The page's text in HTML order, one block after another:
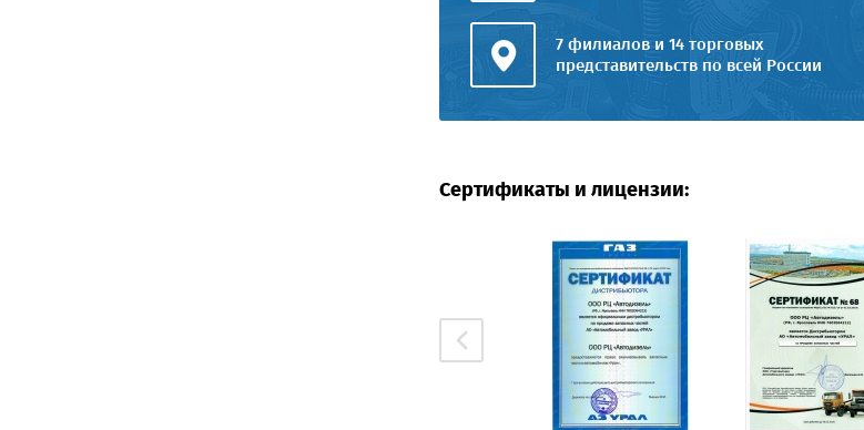
7 филиалов и 14 торговых
представительств по всей России
Сертификаты и лицензии: